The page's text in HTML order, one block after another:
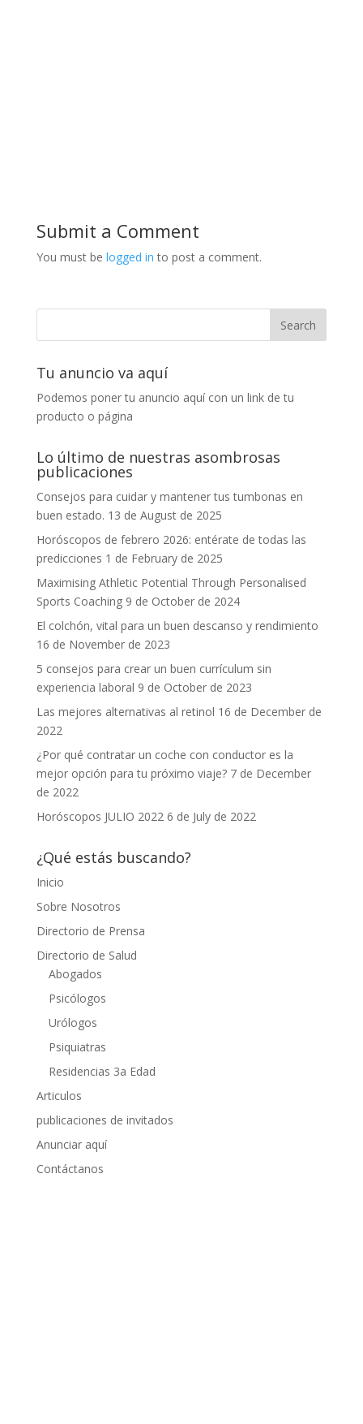
Submit a Comment
You must be logged in to post a comment.
Tu anuncio va aquí
Podemos poner tu anuncio aquí con un link de tu
producto o página
Lo último de nuestras asombrosas
publicaciones
Consejos para cuidar y mantener tus tumbonas en
buen estado. 13 de August de 2025
Horóscopos de febrero 2026: entérate de todas las
predicciones 1 de February de 2025
Maximising Athletic Potential Through Personalised
Sports Coaching 9 de October de 2024
El colchón, vital para un buen descanso y rendimiento
16 de November de 2023
5 consejos para crear un buen currículum sin
experiencia laboral 9 de October de 2023
Las mejores alternativas al retinol 16 de December de
2022
¿Por qué contratar un coche con conductor es la
mejor opción para tu próximo viaje? 7 de December
de 2022
Horóscopos JULIO 2022 6 de July de 2022
¿Qué estás buscando?
Inicio
Sobre Nosotros
Directorio de Prensa
Directorio de Salud
Abogados
Psicólogos
Urólogos
Psiquiatras
Residencias 3a Edad
Articulos
publicaciones de invitados
Anunciar aquí
Contáctanos